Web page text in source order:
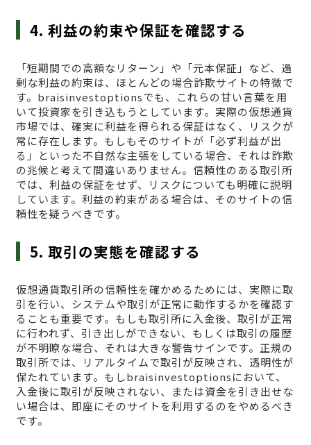
4. 利益の約束や保証を確認する
「短期間での高額なリターン」や「元本保証」など、過
剰な利益の約束は、ほとんどの場合詐欺サイトの特徴で
す。braisinvestoptionsでも、これらの甘い言葉を用
いて投資家を引き込もうとしています。実際の仮想通貨
市場では、確実に利益を得られる保証はなく、リスクが
常に存在します。もしもそのサイトが「必ず利益が出
る」といった不自然な主張をしている場合、それは詐欺
の兆候と考えて間違いありません。信頼性のある取引所
では、利益の保証をせず、リスクについても明確に説明
しています。利益の約束がある場合は、そのサイトの信
頼性を疑うべきです。
5. 取引の実態を確認する
仮想通貨取引所の信頼性を確かめるためには、実際に取
引を行い、システムや取引が正常に動作するかを確認す
ることも重要です。もしも取引所に入金後、取引が正常
に行われず、引き出しができない、もしくは取引の履歴
が不明瞭な場合、それは大きな警告サインです。正規の
取引所では、リアルタイムで取引が反映され、透明性が
保たれています。もしbraisinvestoptionsにおいて、
入金後に取引が反映されない、または資金を引き出せな
い場合は、即座にそのサイトを利用するのをやめるべき
です。